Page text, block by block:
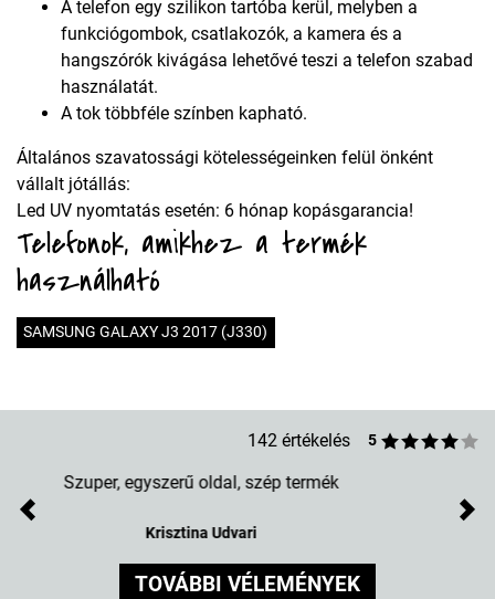
A telefon egy szilikon tartóba kerül, melyben a
funkciógombok, csatlakozók, a kamera és a
hangszórók kivágása lehetővé teszi a telefon szabad
használatát.
A tok többféle színben kapható.
Általános szavatossági kötelességeinken felül önként
vállalt jótállás:
Led UV nyomtatás esetén: 6 hónap kopásgarancia!
Telefonok, amikhez a termék
használható
SAMSUNG GALAXY J3 2017 (J330)
142 értékelés 5
Rózsaszínben is tetszene :3
Alexandra Vasas
Previous
TOVÁBBI VÉLEMÉNYEK